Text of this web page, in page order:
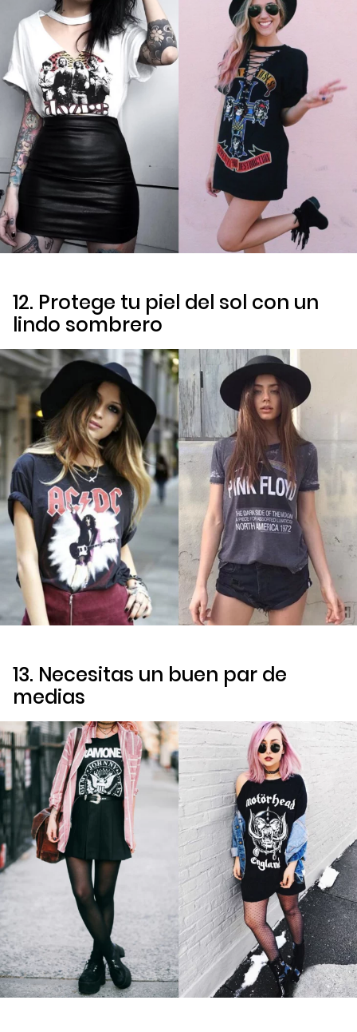
12. Protege tu piel del sol con un
lindo sombrero
13. Necesitas un buen par de
medias